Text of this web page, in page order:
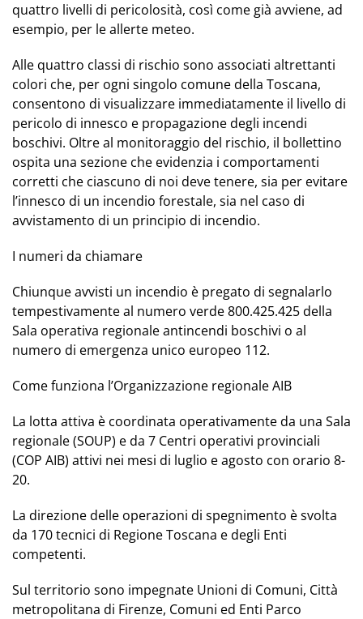
quattro livelli di pericolosità, così come già avviene, ad
esempio, per le allerte meteo.
Alle quattro classi di rischio sono associati altrettanti
colori che, per ogni singolo comune della Toscana,
consentono di visualizzare immediatamente il livello di
pericolo di innesco e propagazione degli incendi
boschivi. Oltre al monitoraggio del rischio, il bollettino
ospita una sezione che evidenzia i comportamenti
corretti che ciascuno di noi deve tenere, sia per evitare
l’innesco di un incendio forestale, sia nel caso di
avvistamento di un principio di incendio.
I numeri da chiamare
Chiunque avvisti un incendio è pregato di segnalarlo
tempestivamente al numero verde800.425.425della
Sala operativa regionale antincendi boschivi o al
numero di emergenza unico europeo 112.
Come funziona l’Organizzazione regionale AIB
La lotta attiva è coordinata operativamente da una Sala
regionale (SOUP) e da 7 Centri operativi provinciali
(COP AIB) attivi nei mesi di luglio e agosto con orario 8-
20.
La direzione delle operazioni di spegnimento è svolta
da 170 tecnici di Regione Toscana e degli Enti
competenti.
Sul territorio sono impegnate Unioni di Comuni, Città
metropolitana di Firenze, Comuni ed Enti Parco